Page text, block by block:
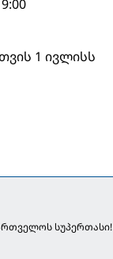
1 ივლისს
სუპერთასი!